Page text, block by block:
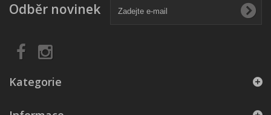
Odběr novinek
Kategorie